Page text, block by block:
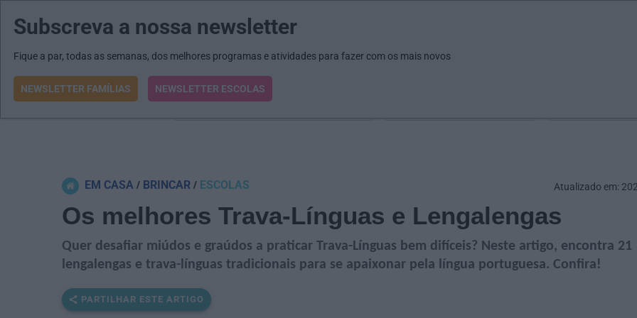
MENU MAIL JORNAIS
O que procura?
EM CASA BRINCAR ESCOLAS
Os melhores Trava-Línguas e Lengalengas
Quer desafiar miúdos e graúdos a praticar Trava-Línguas bem difíceis? Neste artigo, encontra 21
lengalengas e trava-línguas tradicionais para se apaixonar pela língua portuguesa. Confira!
PARTILHAR ESTE ARTIGO
Atualizado em:
Subscreva a nossa newsletter
Fique a par, todas as semanas, dos melhores programas e atividades para fazer com os mais novos
NEWSLETTER FAMÍLIAS NEWSLETTER ESCOLAS